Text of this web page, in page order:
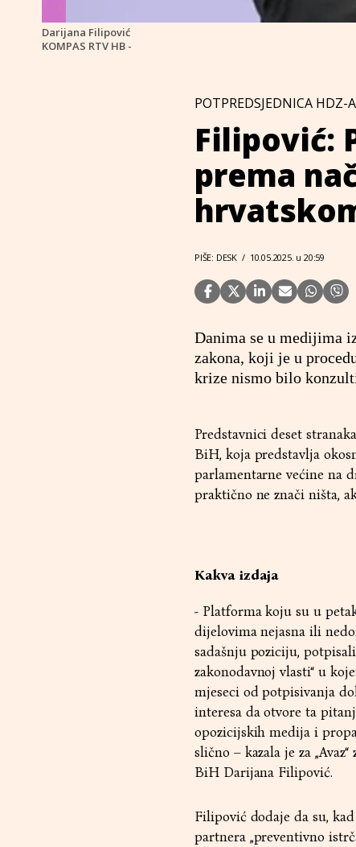
Darijana Filipović
KOMPAS RTV HB -
POTPREDSJEDNICA HDZ-
Filipović:
prema
PIŠE: DESK / 10.05.2025. u 20:59
Danima se u medijima
zakona, koji je u
krize nismo bilo
Predstavnici deset
BiH, koja predstavlja
parlamentarne većine na
praktično ne znači ništa,
Kakva izdaja
- Platforma koju su u
dijelovima nejasna ili
sadašnju poziciju,
zakonodavnoj vlasti“ u
mjeseci od potpisivanja
interesa da otvore ta
opozicijskih medija i
slično – kazala je za
BiH Darijana Filipović.
Filipović dodaje da su,
partnera „preventivno